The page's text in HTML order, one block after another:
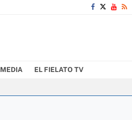
MEDIA EL FIELATO TV